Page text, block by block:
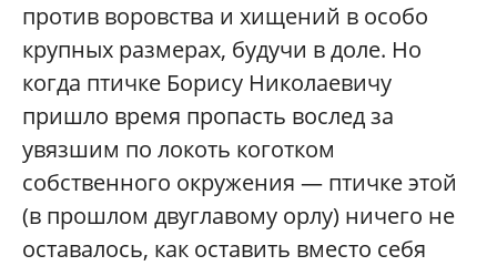
против воровства и хищений в особо
крупных размерах, будучи в доле. Но
когда птичке Борису Николаевичу
пришло время пропасть вослед за
увязшим по локоть коготком
собственного окружения — птичке этой
(в прошлом двуглавому орлу) ничего не
оставалось, как оставить вместо себя